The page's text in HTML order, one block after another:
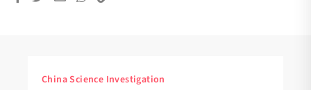
China Science Investigation